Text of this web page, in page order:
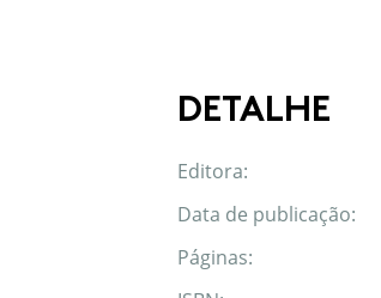
DETALHE
Editora:
Data de publicação:
Páginas: